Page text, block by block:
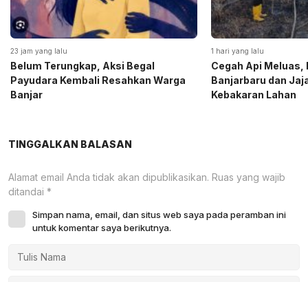
23 jam yang lalu
Belum Terungkap, Aksi Begal
Payudara Kembali Resahkan Warga
Banjar
1 hari yang lalu
Cegah Api Meluas,
Banjarbaru dan
Kebakaran Lahan
TINGGALKAN BALASAN
Alamat email Anda tidak akan dipublikasikan. Ruas yang wajib
ditandai *
Simpan nama, email, dan situs web saya pada peramban ini
untuk komentar saya berikutnya.